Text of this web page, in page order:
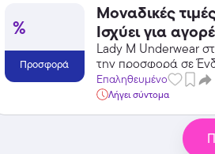
%
Προσφορά
Μοναδικές
Ισχύει για
Lady M Underwear
την προσφορά σε
από τις εκπτώσεις!
Επαληθευμένο
Λήγει σύντομα